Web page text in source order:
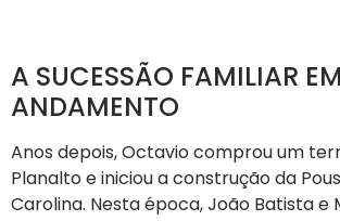
A SUCESSÃO FAMILIAR EM
ANDAMENTO
Anos depois, Octavio comprou um
Planalto e iniciou a construção da
Carolina. Nesta época, João Batista e